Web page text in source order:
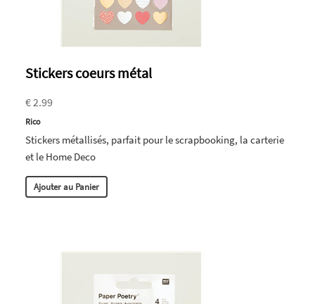
Stickers coeurs métal
€ 2.99
Rico
Stickers métallisés, parfait pour le scrapbooking, la carterie
et le Home Deco
Ajouter au Panier